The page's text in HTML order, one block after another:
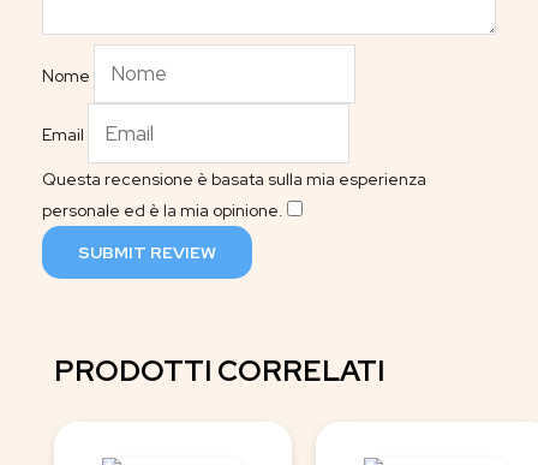
Nome
Email
Questa recensione è basata sulla mia esperienza
personale ed è la mia opinione.
SUBMIT REVIEW
PRODOTTI CORRELATI